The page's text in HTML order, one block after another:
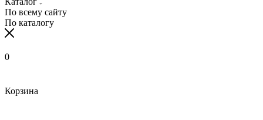
По всему сайту
По каталогу
0
Корзина